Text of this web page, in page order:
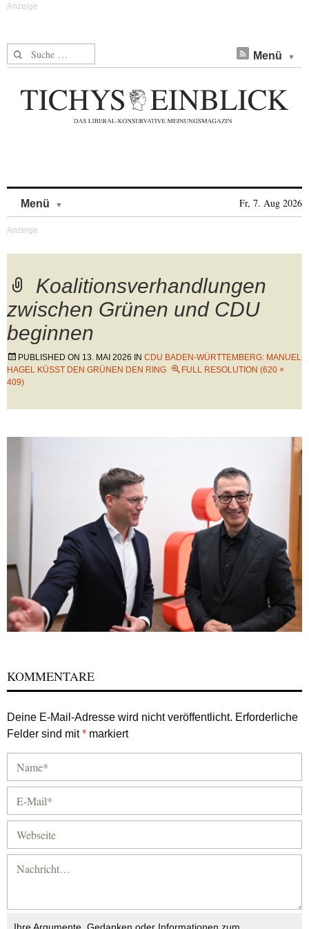
Suche nach: Menü
Menü Fr, 7. Aug 2026
Koalitionsverhandlungen
zwischen Grünen und CDU
beginnen
PUBLISHED ON 13. MAI 2026 IN CDU BADEN-WÜRTTEMBERG: MANUEL
HAGEL KÜSST DEN GRÜNEN DEN RING
FULL RESOLUTION (620 ×
409)
KOMMENTARE
Deine E-Mail-Adresse wird nicht veröffentlicht. Erforderliche
Felder sind mit* markiert